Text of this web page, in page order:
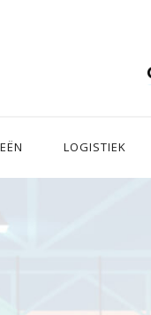
LOGISTIEK